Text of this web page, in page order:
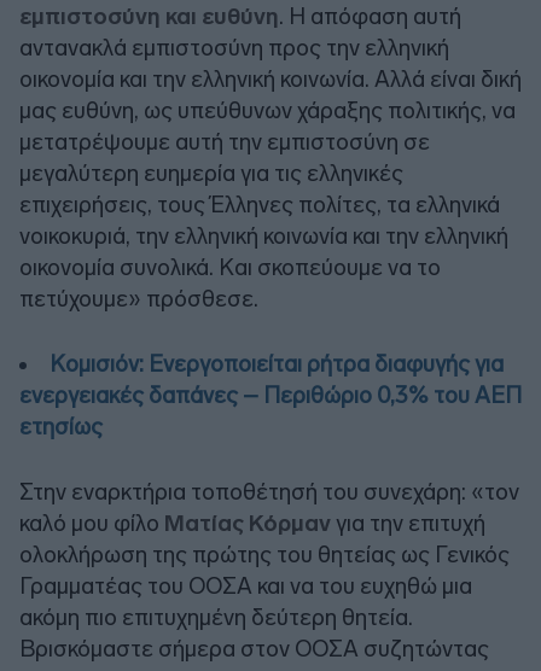
εμπιστοσύνη και ευθύνη. Η απόφαση αυτή
αντανακλά εμπιστοσύνη προς την ελληνική
οικονομία και την ελληνική κοινωνία. Αλλά είναι δική
μας ευθύνη, ως υπεύθυνων χάραξης πολιτικής, να
μετατρέψουμε αυτή την εμπιστοσύνη σε
μεγαλύτερη ευημερία για τις ελληνικές
επιχειρήσεις, τους Έλληνες πολίτες, τα ελληνικά
νοικοκυριά, την ελληνική κοινωνία και την ελληνική
οικονομία συνολικά. Και σκοπεύουμε να το
πετύχουμε» πρόσθεσε.
Κομισιόν: Ενεργοποιείται ρήτρα διαφυγής για
ενεργειακές δαπάνες – Περιθώριο 0,3% του ΑΕΠ
ετησίως
Στην εναρκτήρια τοποθέτησή του συνεχάρη: «τον
καλό μου φίλο Ματίας Κόρμαν για την επιτυχή
ολοκλήρωση της πρώτης του θητείας ως Γενικός
Γραμματέας του ΟΟΣΑ και να του ευχηθώ μια
ακόμη πιο επιτυχημένη δεύτερη θητεία.
Βρισκόμαστε σήμερα στον ΟΟΣΑ συζητώντας